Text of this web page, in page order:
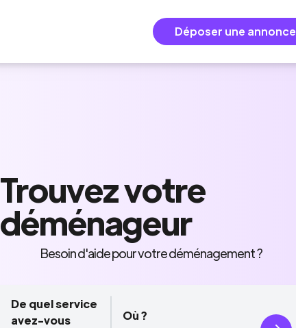
Déposer une annonce
Trouvezvotre
déménageur
Besoin d'aide pour votre déménagement ?
De quel service
avez-vous
Où ?